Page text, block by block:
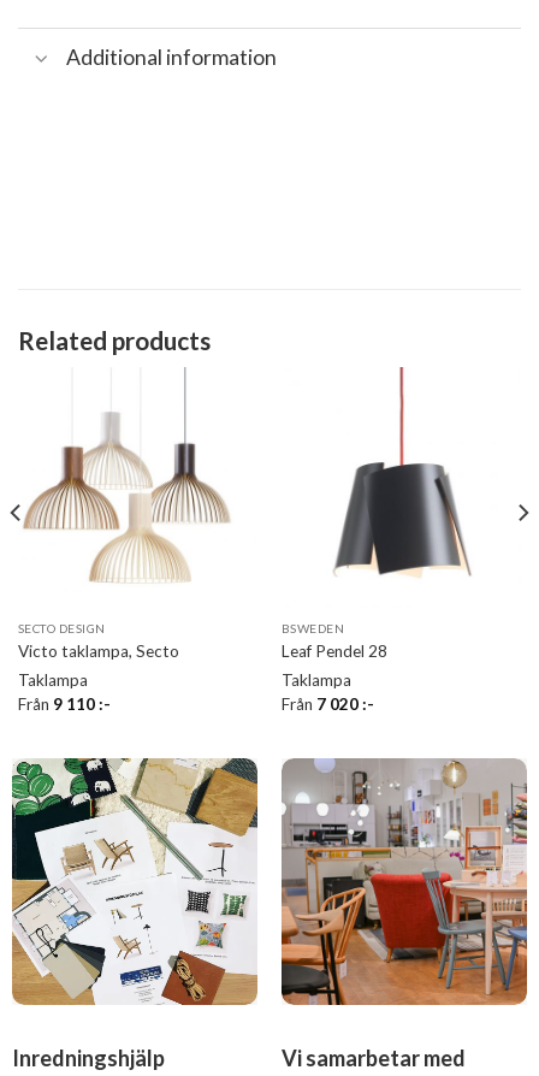
Additional information
Related products
SECTO DESIGN
Victo taklampa, Secto
Taklampa
Från 9 110:-
BSWEDEN
Leaf Pendel 28
Taklampa
Från 7 020:-
Inredningshjälp
Vi samarbetar med